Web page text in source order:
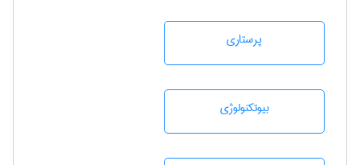
پرستاری
بيوتكنولوژی